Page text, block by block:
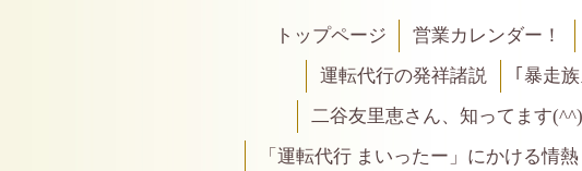
トップページ 営業カレンダー！
運転代行の発祥諸説
｢暴走
二谷友里恵さん、知ってます
「運転代行 まいったー」にかける情熱